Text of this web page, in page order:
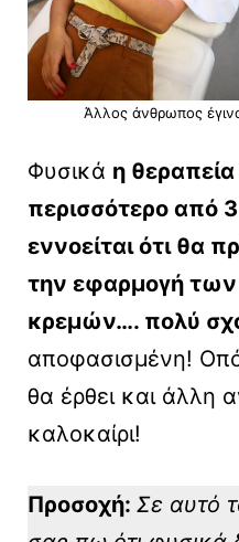
Άλλος άνθρωπος
Φυσικά η
περισσότερο από
εννοείται ότι θα
την εφαρμογή
κρεμών…. πολύ
αποφασισμένη!
θα έρθει και άλλη
καλοκαίρι!
Προσοχή: Σε αυτό